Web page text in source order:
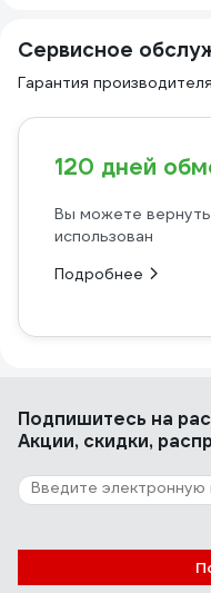
Сервисное
Гарантия производителя
120 дней
Вы можете
использован
Подробнее
Подпишитесь на
Акции, скидки,